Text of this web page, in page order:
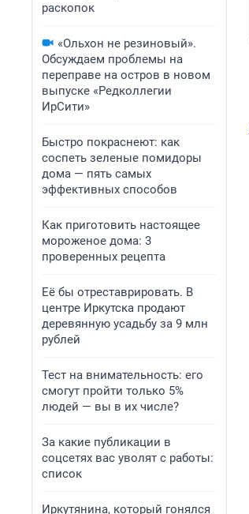
раскопок
«Ольхон не резиновый».
Обсуждаем проблемы на
переправе на остров в новом
выпуске «Редколлегии
ИрСити»
Быстро покраснеют: как
соспеть зеленые помидоры
дома — пять самых
эффективных способов
Как приготовить настоящее
мороженое дома: 3
проверенных рецепта
Её бы отреставрировать. В
центре Иркутска продают
деревянную усадьбу за 9 млн
рублей
Тест на внимательность: его
смогут пройти только 5%
людей — вы в их числе?
За какие публикации в
соцсетях вас уволят с работы:
список
Иркутянина, который гонялся